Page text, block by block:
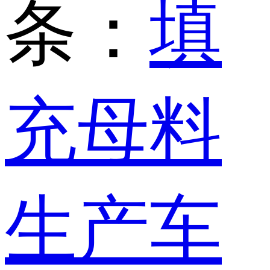
条：填
充母料
生产车